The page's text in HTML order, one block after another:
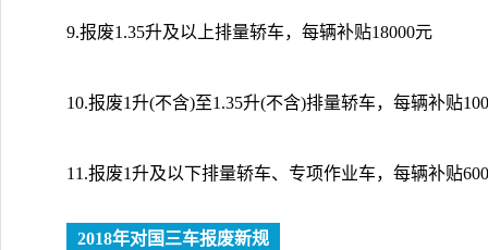
9.报废1.35升及以上排量轿车，每辆补贴18000元
10.报废1升(不含)至1.35升(不含)排量轿车，每辆补贴
11.报废1升及以下排量轿车、专项作业车，每辆补贴
2018年对国三车报废新规